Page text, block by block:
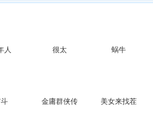
人 很太 蜗牛
金庸群侠传 美女来找茬